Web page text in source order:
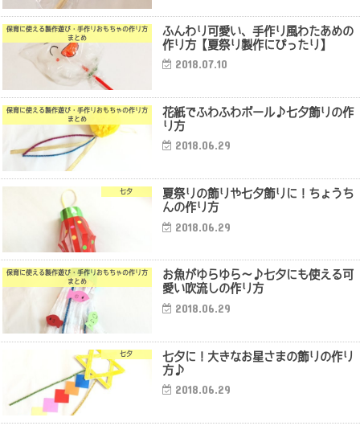
保育に使える製作遊び・手作りおもちゃの作り方
まとめ
ふんわり可愛い、手作り風わたあめの
作り方【夏祭り製作にぴったり】
2018.07.10
保育に使える製作遊び・手作りおもちゃの作り方
まとめ
花紙でふわふわボール♪七夕飾りの作
り方
2018.06.29
七夕
夏祭りの飾りや七夕飾りに！ちょうち
んの作り方
2018.06.29
保育に使える製作遊び・手作りおもちゃの作り方
まとめ
お魚がゆらゆら～♪七夕にも使える可
愛い吹流しの作り方
2018.06.29
七夕
七夕に！大きなお星さまの飾りの作り
方♪
2018.06.29